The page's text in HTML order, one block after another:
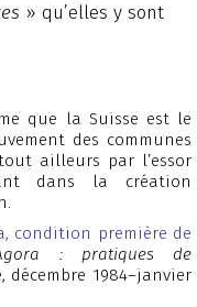
» qu’elles y sont
que la Suisse est le
des communes
ailleurs par l’essor
dans la création
condition première de
: pratiques de
décembre 1984–janvier